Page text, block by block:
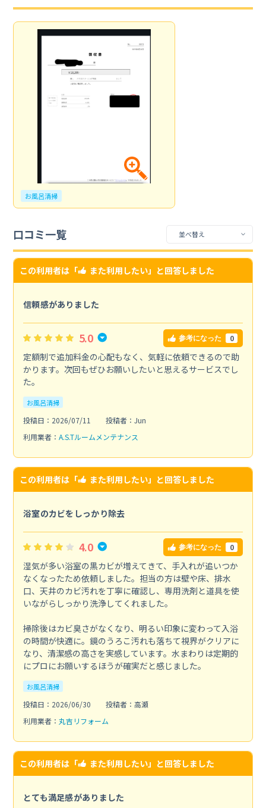
お風呂清掃
口コミ一覧
この利用者は「 また利用したい」と回答しました
信頼感がありました
5.0 参考になった 0
定額制で追加料金の心配もなく、気軽に依頼できるので助
かります。次回もぜひお願いしたいと思えるサービスでし
た。
お風呂清掃
投稿日：2026/07/11
投稿者：Jun
利用業者： A.S.Tルームメンテナンス
この利用者は「 また利用したい」と回答しました
浴室のカビをしっかり除去
4.0 参考になった 0
湿気が多い浴室の黒カビが増えてきて、手入れが追いつか
なくなったため依頼しました。担当の方は壁や床、排水
口、天井のカビ汚れを丁寧に確認し、専用洗剤と道具を使
いながらしっかり洗浄してくれました。
掃除後はカビ臭さがなくなり、明るい印象に変わって入浴
の時間が快適に。鏡のうろこ汚れも落ちて視界がクリアに
なり、清潔感の高さを実感しています。水まわりは定期的
にプロにお願いするほうが確実だと感じました。
お風呂清掃
投稿日：2026/06/30
投稿者：高瀬
利用業者： 丸吉リフォーム
この利用者は「 また利用したい」と回答しました
とても満足感がありました